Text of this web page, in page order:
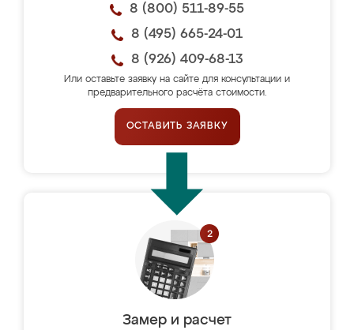
8 (800) 511-89-55
8 (495) 665-24-01
8 (926) 409-68-13
Или оставьте заявку на сайте для консультации и
предварительного расчёта стоимости.
ОСТАВИТЬ ЗАЯВКУ
Замер и расчет